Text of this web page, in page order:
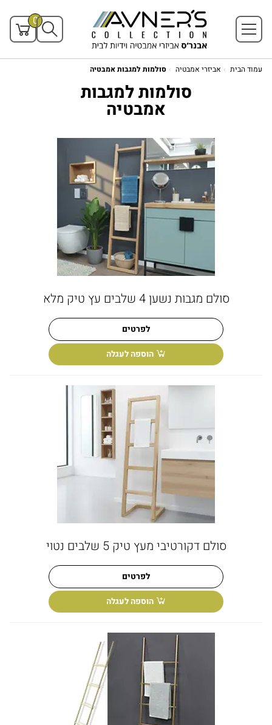
0
עמוד הבית אביזרי אמבטיה סולמות למגבות אמבטיה
סולמות למגבות
אמבטיה
סולם מגבות נשען 4 שלבים עץ טיק מלא
לפרטים
הוספה לעגלה
סולם דקורטיבי מעץ טיק 5 שלבים נטוי
לפרטים
הוספה לעגלה